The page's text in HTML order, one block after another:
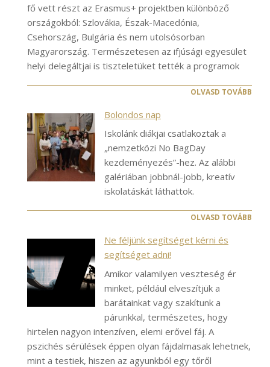
fő vett részt az Erasmus+ projektben különböző
országokból: Szlovákia, Észak-Macedónia,
Csehország, Bulgária és nem utolsósorban
Magyarország. Természetesen az ifjúsági egyesület
helyi delegáltjai is tiszteletüket tették a programok
OLVASD TOVÁBB
Bolondos nap
Iskolánk diákjai csatlakoztak a
„nemzetközi No BagDay
kezdeményezés”-hez. Az alábbi
galériában jobbnál-jobb, kreatív
iskolatáskát láthattok.
OLVASD TOVÁBB
Ne féljünk segítséget kérni és
segítséget adni!
Amikor valamilyen veszteség ér
minket, például elveszítjük a
barátainkat vagy szakítunk a
párunkkal, természetes, hogy
hirtelen nagyon intenzíven, elemi erővel fáj. A
pszichés sérülések éppen olyan fájdalmasak lehetnek,
mint a testiek, hiszen az agyunkból egy tőről